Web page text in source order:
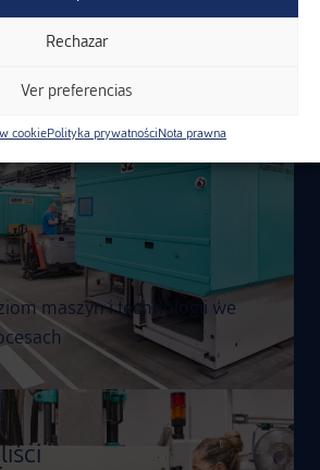
Rechazar
Ver preferencias
cookiePolityka prywatnościNota prawna
projektu.
maszyn i technologii we